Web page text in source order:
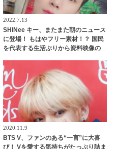
2022.7.13
SHINee キー、またまた朝のニュース
に登場！ もはやフリー素材！？ 国民
を代表する生活ぶりから資料映像の
2020.11.9
BTS V、ファンのある“一言”に大喜
び！ Vを愛する気持ちがたっぷり詰ま